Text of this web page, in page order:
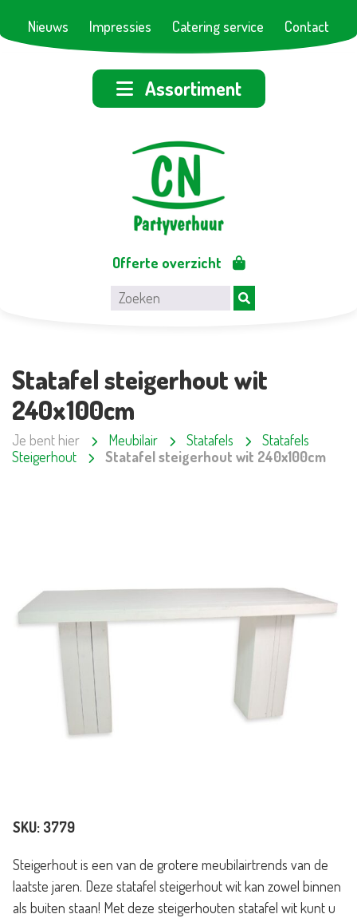
Nieuws Impressies Catering service Contact
Assortiment
Offerte overzicht
Statafel steigerhout wit
240x100cm
Je bent hier Meubilair Statafels
Statafels
Steigerhout
Statafel steigerhout wit 240x100cm
SKU: 3779
Steigerhout is een van de grotere meubilairtrends van de
laatste jaren. Deze statafel steigerhout wit kan zowel binnen
als buiten staan! Met deze steigerhouten statafel wit kunt u